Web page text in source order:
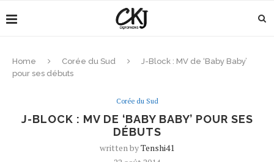
Home Corée du Sud
J-Block : MV de ‘Baby Baby’
pour ses débuts
Corée du Sud
J-BLOCK : MV DE ‘BABY BABY’ POUR SES
DÉBUTS
written byTenshi41